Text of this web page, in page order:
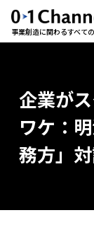
事業創造に関わるすべて
企業が
ワケ：
務方」対